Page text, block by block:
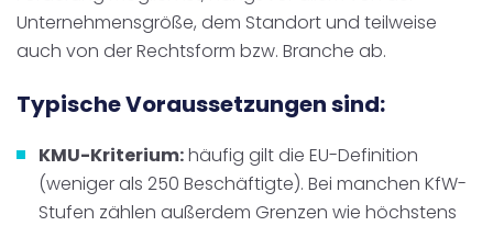
Unternehmensgröße, dem Standort und teilweise
auch von der Rechtsform bzw. Branche ab.
Typische Voraussetzungen sind:
KMU-Kriterium:häufig gilt die EU-Definition
(weniger als 250 Beschäftigte). Bei manchen KfW-
Stufen zählen außerdem Grenzen wie höchstens